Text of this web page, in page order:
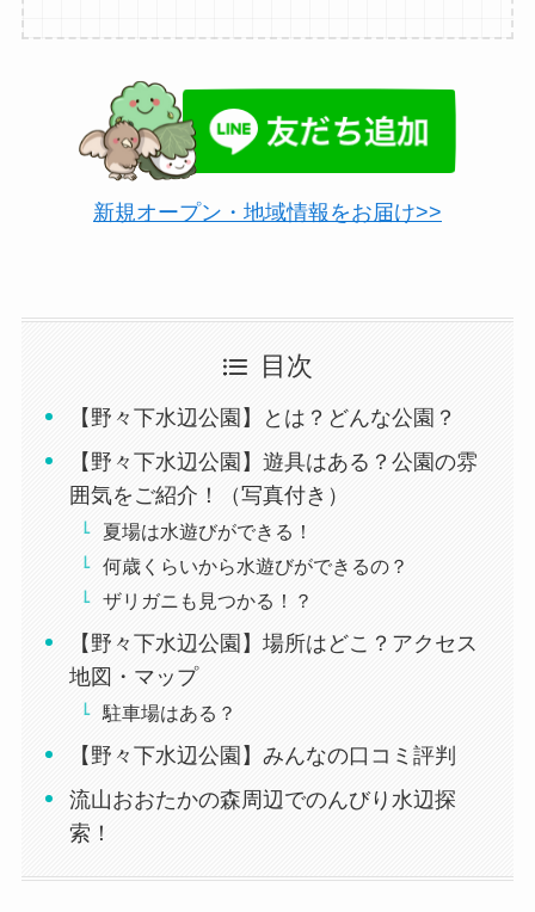
新規オープン・地域情報をお届け>>
目次
【野々下水辺公園】とは？どんな公園？
【野々下水辺公園】遊具はある？公園の雰
囲気をご紹介！（写真付き）
夏場は水遊びができる！
何歳くらいから水遊びができるの？
ザリガニも見つかる！？
【野々下水辺公園】場所はどこ？アクセス
地図・マップ
駐車場はある？
【野々下水辺公園】みんなの口コミ評判
流山おおたかの森周辺でのんびり水辺探
索！